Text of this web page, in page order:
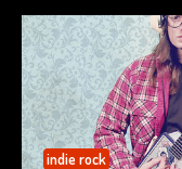
indie rock